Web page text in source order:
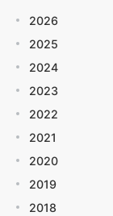
2026
2025
2024
2023
2022
2021
2020
2019
2018